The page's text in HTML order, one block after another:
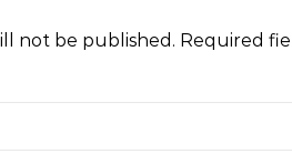
not be published. Required